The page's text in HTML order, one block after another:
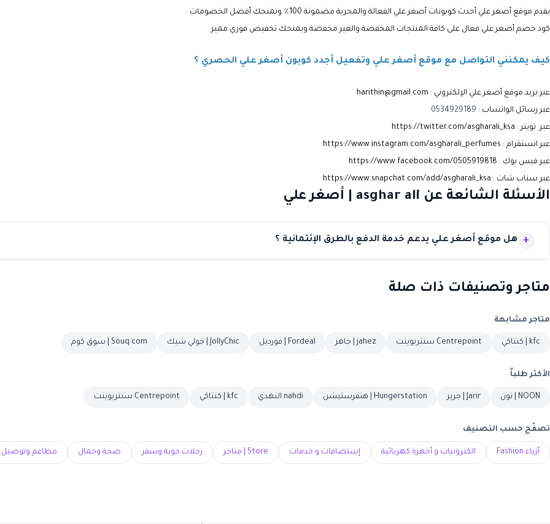
يقدم موقع أصغر علي أحدث كوبونات أصغر علي الفعالة والمجربة مضمونة 100٪ وتمنحك أفضل الخصومات
كود خصم أصغر علي فعال على كافة المنتجات المخفضة والغير مخفضة ويمنحك تخفيض فوري مميز
كيف يمكنني التواصل مع موقع أصغر علي وتفعيل أجدد كوبون أصغر علي الحصري ؟
عبر بريد موقع أصغر علي الإلكتروني : harithin@gmail.com
عبر رسائل الواتساب : 0534929189
عبر تويتر : https://twitter.com/asgharali_ksa
عبر انستقرام : https://www.instagram.com/asgharali_perfumes
عبر فيس بوك : https://www.facebook.com/0505919818
عبر سناب شات : https://www.snapchat.com/add/asgharali_ksa
الأسئلة الشائعة عن asghar ali | أصغر علي
هل موقع أصغر علي يدعم خدمة الدفع بالطرق الإئتمانية ؟
متاجر وتصنيفات ذات صلة
متاجر مشابهة
kfc | كنتاكي Centrepoint سنتربوينت jahez | جاهز Fordeal | فورديل JollyChic | جولي شيك Souq com | سوق كوم
الأكثر طلباً
NOON | نون Jarir | جرير Hungerstation | هنقرستيشن nahdi النهدي kfc | كنتاكي Centrepoint سنتربوينت
تصفّح حسب التصنيف
أزياء Fashion الكترونيات و أجهزة كهربائية إستضافات و خدمات Store | متاجر رحلات جوية وسفر صحة وجمال مطاعم وتوصيل